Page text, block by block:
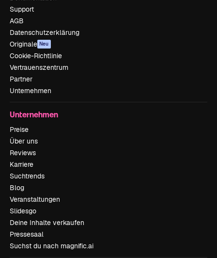
Support
AGB
Datenschutzerklärung
Originale Neu
Cookie-Richtlinie
Vertrauenszentrum
Partner
Unternehmen
Unternehmen
Preise
Über uns
Reviews
Karriere
Suchtrends
Blog
Veranstaltungen
Slidesgo
Deine Inhalte verkaufen
Pressesaal
Suchst du nach magnific.ai